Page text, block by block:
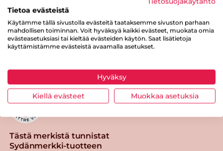
Tulosta sivu Jaa tuote
Tästä merkistä tunnistat
Sydänmerkki-tuotteen
Tietoa evästeistä
Käytämme tällä sivustolla evästeitä taataksemme sivuston parhaan
mahdollisen toiminnan. Voit hyväksyä kaikki evästeet, muokata omia
evästeasetuksiasi tai kieltää evästeiden käytön. Saat lisätietoja
käyttämistämme evästeistä avaamalla asetukset.
Hyväksy
Kiellä evästeet Muokkaa asetuksia